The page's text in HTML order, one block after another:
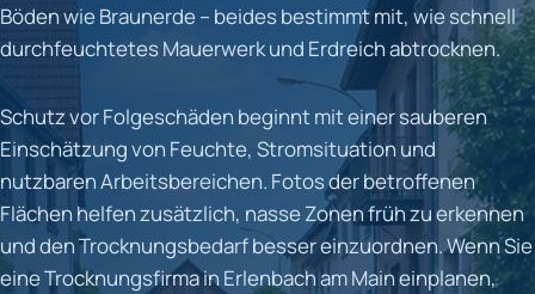
Böden wie Braunerde – beides bestimmt mit, wie schnell
durchfeuchtetes Mauerwerk und Erdreich abtrocknen.
Schutz vor Folgeschäden beginnt mit einer sauberen
Einschätzung von Feuchte, Stromsituation und
nutzbaren Arbeitsbereichen. Fotos der betroffenen
Flächen helfen zusätzlich, nasse Zonen früh zu erkennen
und den Trocknungsbedarf besser einzuordnen. Wenn Sie
eine Trocknungsfirma in Erlenbach am Main einplanen,